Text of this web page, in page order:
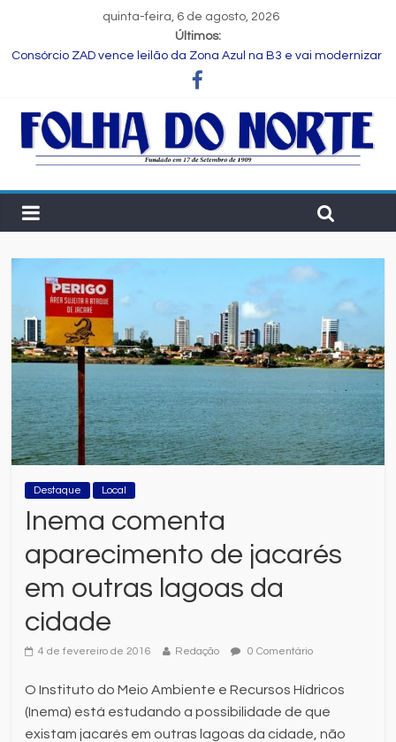
quinta-feira, 6 de agosto, 2026
Últimos:
Consórcio ZAD vence leilão da Zona Azul na B3 e vai modernizar
estacionamento rotativo de Feira de Santana
oficina pedagógica
Estudante de Salvador é selecionada para intercâmbio em
tecnologia na China
objetivo de fortalecer o setor na Bahia
Nordeste deve produzir mais de 1 milhão de toneladas de
algodão pela primeira vez, aponta Etene
Destaque Local
Inema comenta
aparecimento de jacarés
em outras lagoas da
cidade
4 de fevereiro de 2016 Redação 0 Comentário
O Instituto do Meio Ambiente e Recursos Hídricos
(Inema) está estudando a possibilidade de que
existam jacarés em outras lagoas da cidade, não